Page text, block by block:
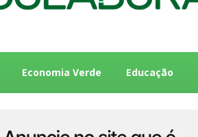
Economia Verde Educação